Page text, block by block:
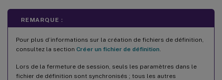
REMARQUE :
Pour plus d’informations sur la création de fichiers de définition,
consultez la section Créer un fichier de définition
Lors de la fermeture de session, seuls les paramètres dans le
fichier de définition sont synchronisés ; tous les autres